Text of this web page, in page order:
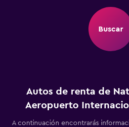
Buscar
Autos de renta de
Aeropuerto
A continuación encontrarás